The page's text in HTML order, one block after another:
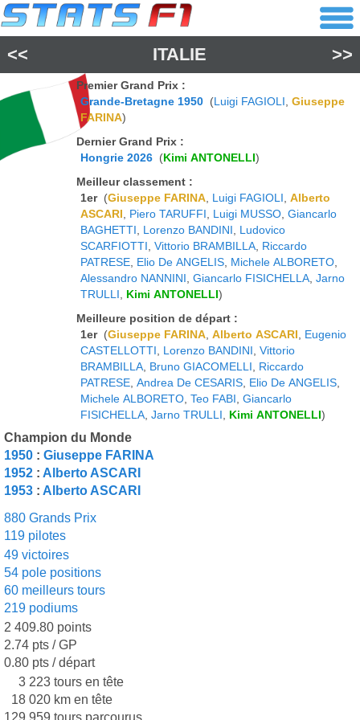
<< ITALIE >>
Premier Grand Prix :
Grande-Bretagne 1950 (Luigi FAGIOLI Giuseppe
FARINA)
Dernier Grand Prix :
Hongrie 2026 (Kimi ANTONELLI)
Meilleur classement :
1er(Giuseppe FARINA Luigi FAGIOLI Alberto
ASCARI
Piero TARUFFI Luigi MUSSO Giancarlo
BAGHETTI
Lorenzo BANDINI
Ludovico
SCARFIOTTI Vittorio BRAMBILLA Riccardo
PATRESE Elio De ANGELIS Michele ALBORETO
Alessandro NANNINI Giancarlo FISICHELLA Jarno
TRULLI
Kimi ANTONELLI)
Meilleure position de départ :
1er(Giuseppe FARINA Alberto ASCARI
Eugenio
CASTELLOTTI
Lorenzo BANDINI Vittorio
BRAMBILLA Bruno GIACOMELLI
Riccardo
PATRESE Andrea De CESARIS Elio De ANGELIS
Michele ALBORETO Teo FABI Giancarlo
FISICHELLA Jarno TRULLI Kimi ANTONELLI)
Champion du Monde
1950 : Giuseppe FARINA
1952 : Alberto ASCARI
1953 : Alberto ASCARI
880 Grands Prix
119 pilotes
49 victoires
54 pole positions
60 meilleurs tours
219 podiums
2 409.80 points
2.74 pts / GP
0.80 pts / départ
3 223 tours en tête
18 020 km en tête
129 959 tours parcourus